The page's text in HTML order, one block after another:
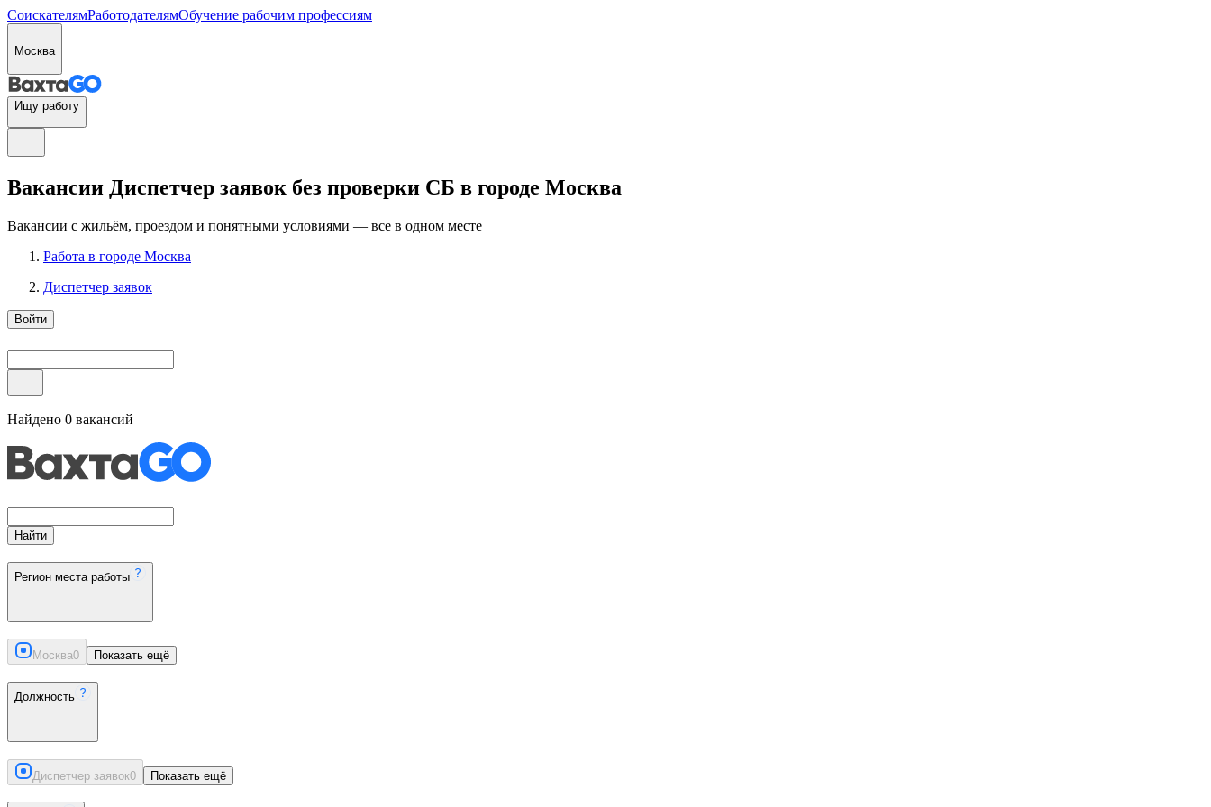
СоискателямРаботодателямОбучение рабочим профессиям
Москва
Ищу работу
Вакансии Диспетчер заявок без проверки СБ в городе Москва
Вакансии с жильём, проездом и понятными условиями — все в одном месте
Работа в городе Москва
Диспетчер заявок
Войти
Найдено 0 вакансий
Найти
Регион места работы
Москва0 Показать ещё
Должность
Диспетчер заявок0 Показать ещё